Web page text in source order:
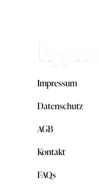
Impressum
Datenschutz
AGB
Kontakt
FAQs